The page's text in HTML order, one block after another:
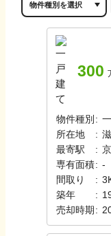
300
物件種別 :
所在地
:
最寄駅
:
専有面積: -
間取り
:
築年
:
売却時期 :